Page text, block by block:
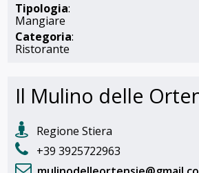
Tipologia:
Mangiare
Categoria:
Ristorante
Il Mulino delle
Regione Stiera
+39 3925722963